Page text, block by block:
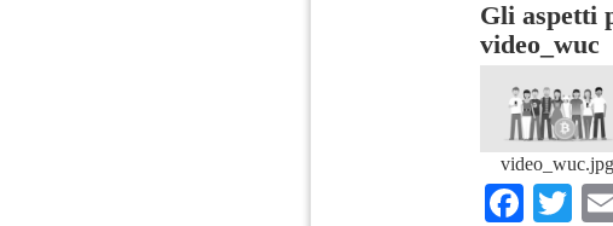
Gli aspetti
video_wuc
video_wuc.jpg